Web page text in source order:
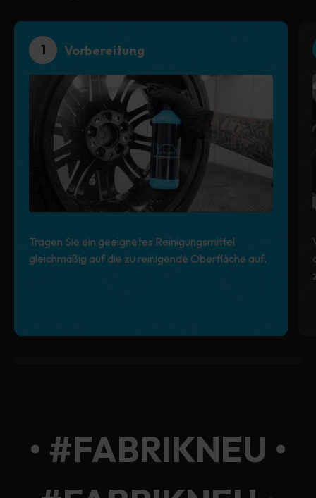
1 Vorbereitung
Tragen Sie ein geeignetes Reinigungsmittel
gleichmäßig auf die zu reinigende Oberfläche auf.
• #FABRIKNEU •